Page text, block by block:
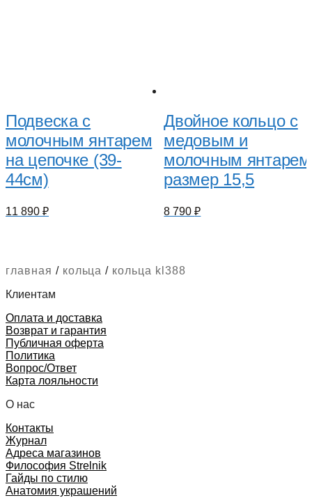
Подвеска с
молочным янтарем
на цепочке (39-
44см)
11 890 ₽
Двойное кольцо с
медовым и
молочным
размер 15,5
8 790₽
главная / кольца / кольца kl388
Клиентам
Оплата и доставка
Возврат и гарантия
Публичная оферта
Политика
Вопрос/Ответ
Карта лояльности
О нас
Контакты
Журнал
Адреса магазинов
Философия Strelnik
Гайды по стилю
Анатомия украшений